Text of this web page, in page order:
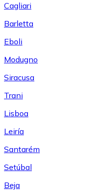
Cagliari
Barletta
Eboli
Modugno
Siracusa
Trani
Lisboa
Leiría
Santarém
Setúbal
Beja